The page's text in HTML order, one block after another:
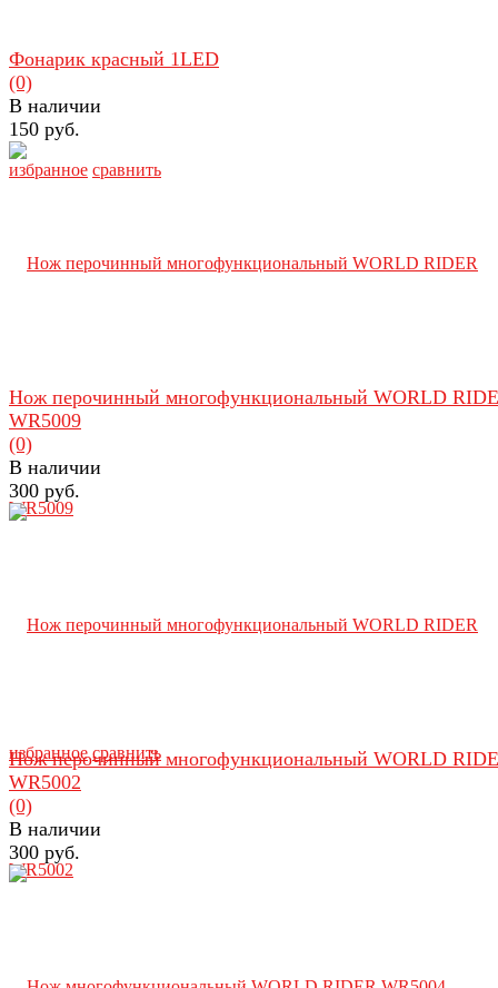
избранное сравнить
Фонарик красный 1LED
(0)
В наличии
150 руб.
избранное сравнить
Нож перочинный многофункциональный WORLD
WR5009
(0)
В наличии
300 руб.
Нож перочинный многофункциональный WORLD
WR5002
(0)
В наличии
300 руб.